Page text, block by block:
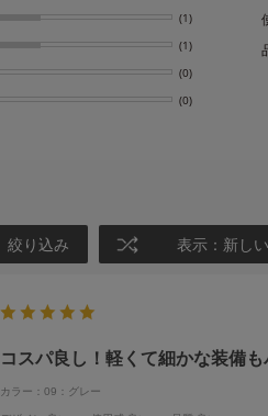
(1)
(1)
(0)
(0)
絞り込み 表示：新し
コスパ良し！軽くて細かな装備も
カラー：09：グレー